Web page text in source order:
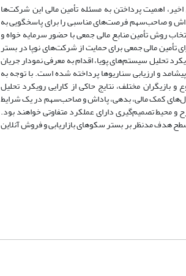
اهمیت پرداختن به مسئله تأمین مالی این شرکت‌ها
و صاحب‌سهم فرصت‌های مناسبی را برای پاسخگویی به
روش تأمین منابع مالی جمعی با حضور سرمایه خواه و
مالی جمعی برای حمایت از شرکت‌های نوپا در بستر
تحلیل سیستم‌های پویا، اقدام به معرفی نمودار جریان
و ارزیابی سناریوها پرداخته شده است. با توجه به
بازیگران مختلف، نتایج حاکی از کارایی رویکرد تحلیل
کمک مالی، بدهی، پاداش و صاحب‌سهم در یک شرایط
محیط تصمیم‌گیری دارای عملکرد متفاوتی خواهند بود.
هدف مدنظر بر بستر سکوهای بازاریابی و فروش آنلاین